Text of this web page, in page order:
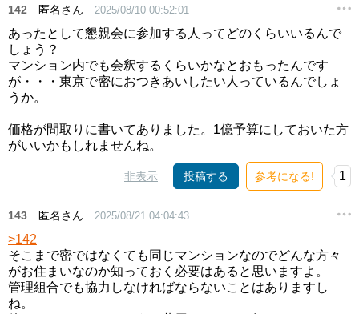
142 匿名さん 2025/08/10 00:52:01
あったとして懇親会に参加する人ってどのくらいいるんで
しょう？
マンション内でも会釈するくらいかなとおもったんです
が・・・東京で密におつきあいしたい人っているんでしょ
うか。
価格が間取りに書いてありました。1億予算にしておいた方
がいいかもしれませんね。
非表示 投稿する 参考になる! 1
143 匿名さん 2025/08/21 04:04:43
>142
そこまで密ではなくても同じマンションなのでどんな方々
がお住まいなのか知っておく必要はあると思いますよ。
管理組合でも協力しなければならないことはありますし
ね。